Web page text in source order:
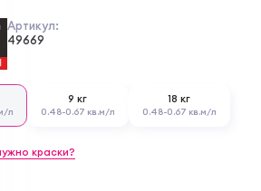
Артикул:
49669
л
9 кг
0.48-0.67 кв.м/л
18 кг
0.48-0.67 кв.м/л
краски?